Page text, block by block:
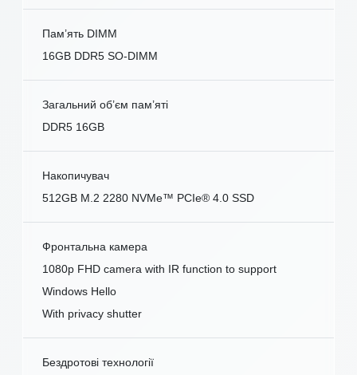
Пам’ять DIMM
16GB DDR5 SO-DIMM
Загальний об’єм пам’яті
DDR5 16GB
Накопичувач
512GB M.2 2280 NVMe™ PCIe® 4.0 SSD
Фронтальна камера
1080p FHD camera with IR function to support
Windows Hello
With privacy shutter
Бездротові технології